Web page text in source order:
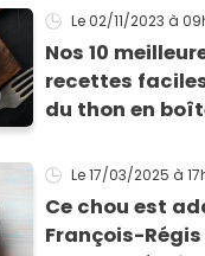
Le 02/11/2023 à
Nos 10
recettes
du thon en
Le 17/03/2025 à
Ce chou est
François-Régis